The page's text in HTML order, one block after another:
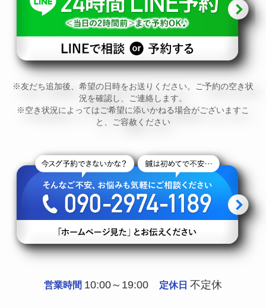
※友だち追加後、希望の日時をお送りください。ご予約の空き状
況を確認し、ご連絡します。
※空き状況によってはご希望に添いかねる場合がございますこ
と、ご容赦ください
営業時間 10:00～19:00 定休日 不定休